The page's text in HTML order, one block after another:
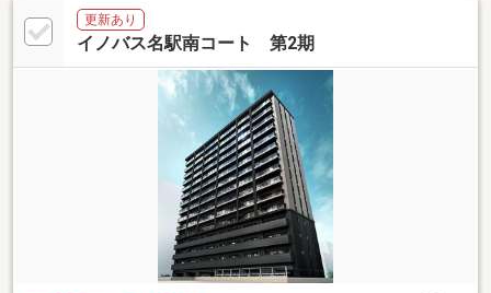
更新あり
イノバス名駅南コート 第2期